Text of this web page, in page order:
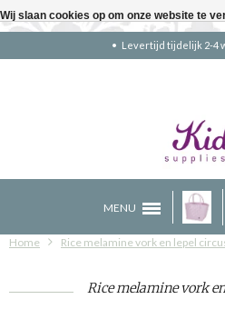
MENU
Home Rice melamine vork en lepel
Rice melamine vork
Wij slaan cookies op om onze website te